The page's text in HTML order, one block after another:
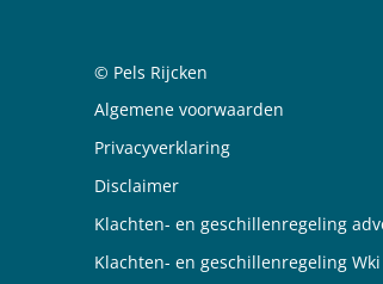
Juridische informatie
© Pels Rijcken
Algemene voorwaarden
Privacyverklaring
Disclaimer
Klachten- en geschillenregeling
Klachten- en geschillenregeling Wki